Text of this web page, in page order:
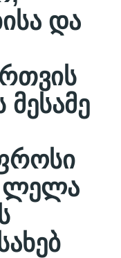
და
ლელა